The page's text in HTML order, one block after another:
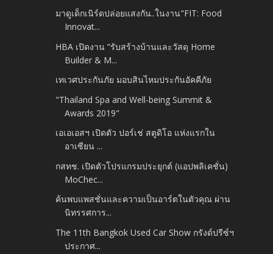
มาดูเด็กเนิร์ดปล่อยแสงกัน..ในงาน"FIT: Food
Innovat...
HBA เปิดงาน “รับสร้างบ้านและวัสดุ Home
Builder & M...
เทเวศประกันภัย มอบสินไหมประกันอัคคีภัย
"Thailand Spa and Well-being Summit &
Awards 2019"
เอเอเอสฯ เปิดตัว ปอร์เช่ สตูดิโอ แห่งแรกใน
อาเซียน ...
กสทช. เปิดตัวโปรแกรมประยุกต์ (แอปพลิเคชั่น)
MoChec...
ค้นพบแพสชั่นและความเป็นอาร์ตในตัวคุณ ผ่าน
นิทรรศการ...
The 11th Bangkok Used Car Show กรังด์ปรีซ์ฯ
ประกาศ...